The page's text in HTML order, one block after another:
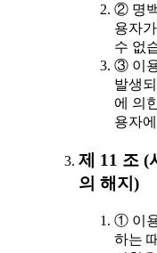
② 명
용자
수 없
③ 이
발생
에 의
용자
제 11 조 (
의 해지)
① 이
하는